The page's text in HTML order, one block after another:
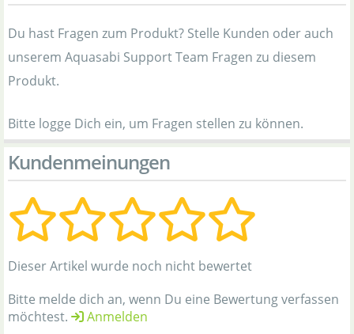
Du hast Fragen zum Produkt? Stelle Kunden oder auch
unserem Aquasabi Support Team Fragen zu diesem
Produkt.
Bitte logge Dich ein, um Fragen stellen zu können.
Kundenmeinungen
Dieser Artikel wurde noch nicht bewertet
Bitte melde dich an, wenn Du eine Bewertung verfassen
möchtest.
Anmelden